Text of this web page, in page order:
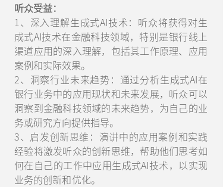
听众受益：
1、深入理解生成式AI技术：听众将获得对生
成式AI技术在金融科技领域，特别是银行线上
渠道应用的深入理解，包括其工作原理、应用
案例和实际效果。
2、洞察行业未来趋势：通过分析生成式AI在
银行业务中的应用现状和未来发展，听众可以
洞察到金融科技领域的未来趋势，为自己的业
务或研究方向提供指导。
3、启发创新思维：演讲中的应用案例和实践
经验将激发听众的创新思维，帮助他们思考如
何在自己的工作中应用生成式AI技术，以实现
业务的创新和优化。